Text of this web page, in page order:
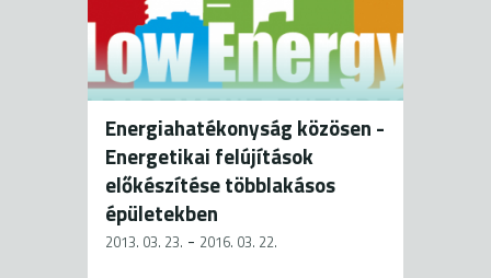
Energiahatékonyság közösen -
Energetikai felújítások
előkészítése többlakásos
épületekben
2013. 03. 23. - 2016. 03. 22.